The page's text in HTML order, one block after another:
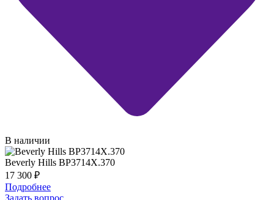
В наличии
Beverly Hills BP3714X.370
17 300 ₽
Подробнее
Задать вопрос